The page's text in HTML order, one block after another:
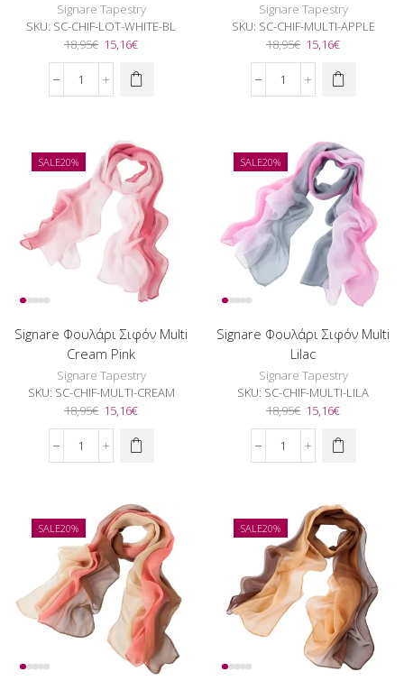
Signare Tapestry
SKU: SC-CHIF-LOT-WHITE-BL
18,95€ Original
price
was:
18,95€.
15,16€Η
τιμή
Signare
White
Black
ποσότητα
Signare Tapestry
SKU: SC-CHIF-MULTI-APPLE
18,95€ Original
price
was:
18,95€.
15,16€Η
τιμή
Signare
Apple
Pink
ποσότητα
SALE20%
Signare Φουλάρι Σιφόν Multi
Cream Pink
Signare Tapestry
SKU: SC-CHIF-MULTI-CREAM
18,95€ Original
price
was:
18,95€.
15,16€Η
τιμή
Signare
Cream
Pink
ποσότητα
SALE20%
Signare Φουλάρι Σιφόν Multi
Lilac
Signare Tapestry
SKU: SC-CHIF-MULTI-LILA
18,95€ Original
price
was:
18,95€.
15,16€Η
τιμή
Signare
Lilac
ποσότητα
SALE20% SALE20%